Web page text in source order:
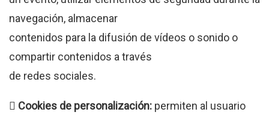
navegación, almacenar
contenidos para la difusión de vídeos o sonido o
compartir contenidos a través
de redes sociales.
 Cookies de personalización: permiten al usuario